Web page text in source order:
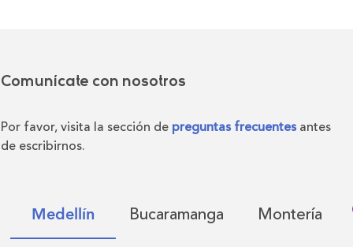
Comunícate con nosotros
Por favor, visita la sección de preguntas frecuentes antes
de escribirnos.
Medellín Bucaramanga Montería